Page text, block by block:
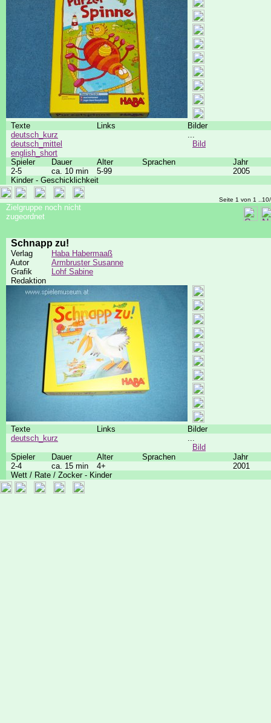
Texte Links
Bilder
deutsch_kurz
deutsch_mittel
english_short
...
Bild
Spieler
Dauer Alter Sprachen
Jahr
2-5
ca. 10 min 5-99
2005
Kinder - Geschicklichkeit
Seite 1 von 1
Zielgruppe noch nicht
zugeordnet
Schnapp zu!
Verlag
Haba Habermaaß
Autor
Armbruster Susanne
Grafik
Lohf Sabine
Redaktion
Texte Links
Bilder
deutsch_kurz
...
Bild
Spieler
Dauer Alter Sprachen
Jahr
2-4
ca. 15 min 4+
2001
Wett / Rate / Zocker - Kinder